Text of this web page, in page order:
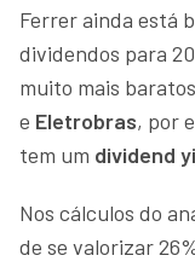
Ferrer ainda está
dividendos para
muito mais
e Eletrobras, por
tem um dividend
Nos cálculos do
de se valorizar